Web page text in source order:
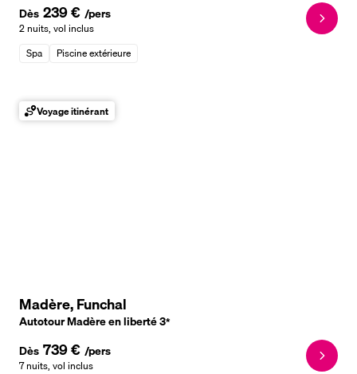
Dès 239 € /pers
2 nuits, vol inclus
Spa
Piscine extérieure
Voyage itinérant
Madère, Funchal
Autotour Madère en liberté3*
Dès 739 € /pers
7 nuits, vol inclus